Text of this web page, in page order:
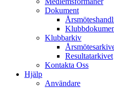
Dokument
Klubbarkiv
Resultatarkivet
Kontakta Oss
Hjälp
Användare